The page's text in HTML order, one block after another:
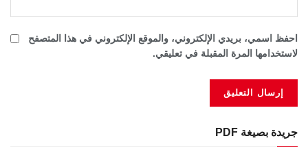
احفظ اسمي، بريدي الإلكتروني، والموقع الإلكتروني في هذا المتصفح
لاستخدامها المرة المقبلة في تعليقي.
جريدة بصيغة PDF